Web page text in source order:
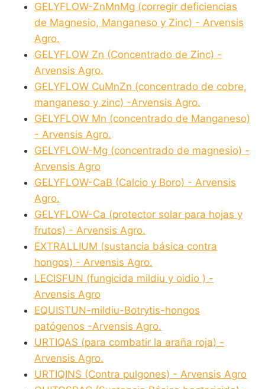
GELYFLOW-ZnMnMg (corregir deficiencias
de Magnesio, Manganeso y Zinc) - Arvensis
Agro.
GELYFLOW Zn (Concentrado de Zinc) -
Arvensis Agro.
GELYFLOW CuMnZn (concentrado de cobre,
manganeso y zinc) -Arvensis Agro.
GELYFLOW Mn (concentrado de Manganeso)
- Arvensis Agro.
GELYFLOW-Mg (concentrado de magnesio) -
Arvensis Agro
GELYFLOW-CaB (Calcio y Boro) - Arvensis
Agro.
GELYFLOW-Ca (protector solar para hojas y
frutos) - Arvensis Agro.
EXTRALLIUM (sustancia básica contra
hongos) - Arvensis Agro.
LECISFUN (fungicida mildiu y oidio ) -
Arvensis Agro
EQUISTUN-mildiu-Botrytis-hongos
patógenos -Arvensis Agro.
URTIQAS (para combatir la araña roja) -
Arvensis Agro.
URTIQINS (Contra pulgones) - Arvensis Agro